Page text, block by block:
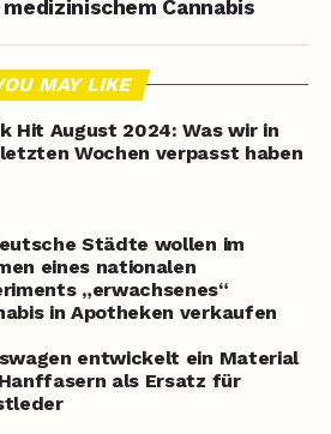
Cannabis
MAY LIKE
Hit August 2024: Was wir in
Wochen verpasst haben
Städte wollen im
eines nationalen
„erwachsenes“
in Apotheken verkaufen
entwickelt ein Material
als Ersatz für